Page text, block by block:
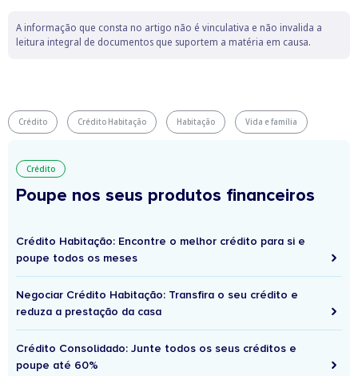
A informação que consta no artigo não é vinculativa e não invalida a
leitura integral de documentos que suportem a matéria em causa.
Crédito Crédito Habitação Habitação Vida e família
Crédito
Poupe nos seus produtos financeiros
Crédito Habitação: Encontre o melhor crédito para si e
poupe todos os meses
Negociar Crédito Habitação: Transfira o seu crédito e
reduza a prestação da casa
Crédito Consolidado: Junte todos os seus créditos e
poupe até 60%